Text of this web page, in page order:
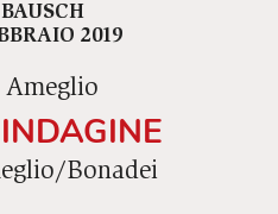
2019
Ameglio
Bonadei